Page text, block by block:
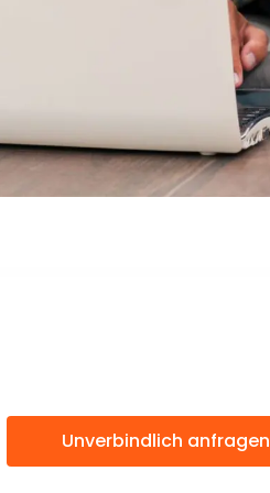
Unverbindlich anfragen